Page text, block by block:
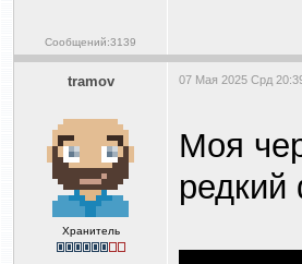
Сообщений:3139
tramov
Хранитель
07 Мая 2025 Срд
Моя